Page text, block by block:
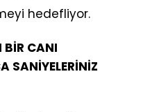
hedefliyor.
BİR CANI
SANİYELERİNİZ